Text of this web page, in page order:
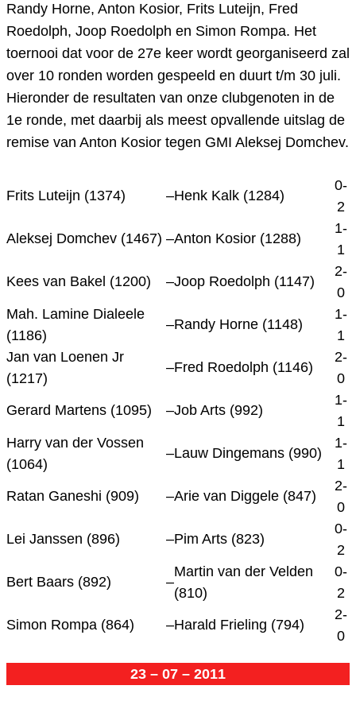
Randy Horne, Anton Kosior, Frits Luteijn, Fred
Roedolph, Joop Roedolph en Simon Rompa. Het
toernooi dat voor de 27e keer wordt georganiseerd zal
over 10 ronden worden gespeeld en duurt t/m 30 juli.
Hieronder de resultaten van onze clubgenoten in de
1e ronde, met daarbij als meest opvallende uitslag de
remise van Anton Kosior tegen GMI Aleksej Domchev.
Frits Luteijn (1374) –Henk Kalk (1284)
0-
2
Aleksej Domchev (1467) –Anton Kosior (1288)
1-
1
Kees van Bakel (1200)
–Joop Roedolph (1147)
2-
0
Mah. Lamine Dialeele
(1186)
–Randy Horne (1148)
1-
1
Jan van Loenen Jr
(1217)
–Fred Roedolph (1146)
2-
0
Gerard Martens (1095)
–Job Arts (992)
1-
1
Harry van der Vossen
(1064)
–Lauw Dingemans (990)
1-
1
Ratan Ganeshi (909)
–Arie van Diggele (847)
2-
0
Lei Janssen (896)
–Pim Arts (823)
0-
2
Bert Baars (892)
–
Martin van der Velden
(810)
0-
2
Simon Rompa (864)
–Harald Frieling (794)
2-
0
23 – 07 – 2011